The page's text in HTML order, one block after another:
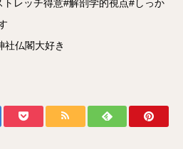
レッチ得意#解剖学的視点#しっか
社仏閣大好き